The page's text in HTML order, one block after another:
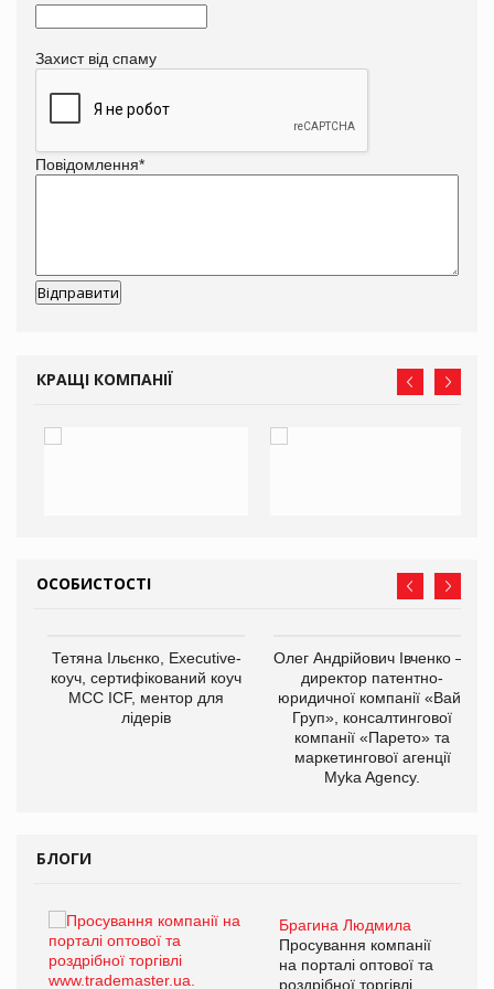
Захист від спаму
Повідомлення*
КРАЩІ КОМПАНІЇ
ОСОБИСТОСТІ
Тетяна Ільєнко, Executive-
коуч, сертифікований коуч
МСС ICF, ментор для
лідерів
Олег Андрійович Івченко —
директор патентно-
юридичної компанії «Вайз
Груп», консалтингової
компанії «Парето» та
маркетингової агенції
Myka Agency.
БЛОГИ
Брагина Людмила
Просування компанії
на порталі оптової та
роздрібної торгівлі